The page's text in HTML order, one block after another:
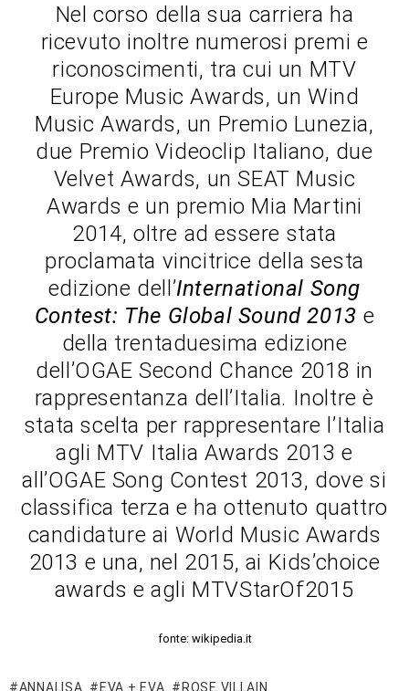
Nel corso della sua carriera ha
ricevuto inoltre numerosi premi e
riconoscimenti, tra cui un MTV
Europe Music Awards, un Wind
Music Awards, un Premio Lunezia,
due Premio Videoclip Italiano, due
Velvet Awards, un SEAT Music
Awards e un premio Mia Martini
2014, oltre ad essere stata
proclamata vincitrice della sesta
edizione dell’International Song
Contest: The Global Sound 2013 e
della trentaduesima edizione
dell’OGAE Second Chance 2018 in
rappresentanza dell’Italia. Inoltre è
stata scelta per rappresentare l’Italia
agli MTV Italia Awards 2013 e
all’OGAE Song Contest 2013, dove si
classifica terza e ha ottenuto quattro
candidature ai World Music Awards
2013 e una, nel 2015, ai Kids’choice
awards e agli MTVStarOf2015
fonte: wikipedia.it
ANNALISA EVA + EVA ROSE VILLAIN